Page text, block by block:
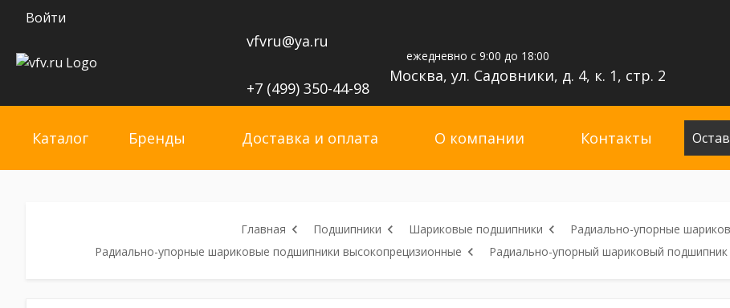
Войти
vfvru@ya.ru
+7 (499) 350-44-98
ежедневно с 9:00 до 18:00
Москва, ул. Садовники, д. 4, к. 1, стр. 2
Каталог Бренды Доставка и оплата О компании Контакты
Главная Подшипники Шариковые подшипники
Радиально-упорные
Радиально-упорные шариковые подшипники высокопрецизионные
Радиально-упорный шариковый подшипник